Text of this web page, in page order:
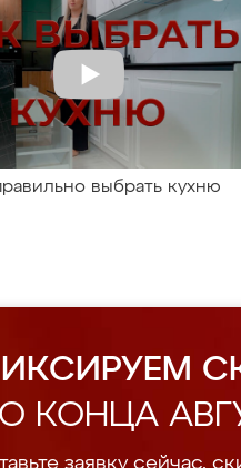
выбрать кухню
КОНЦА
заявку сейчас,